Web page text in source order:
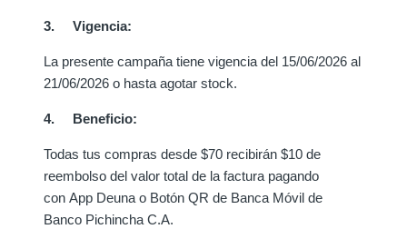
3. Vigencia:
La presente campaña tiene vigencia del 15/06/2026 al
21/06/2026 o hasta agotar stock.
4. Beneficio:
Todas tus compras desde $70 recibirán $10 de
reembolso del valor total de la factura pagando
con App Deuna o Botón QR de Banca Móvil de
Banco Pichincha C.A.